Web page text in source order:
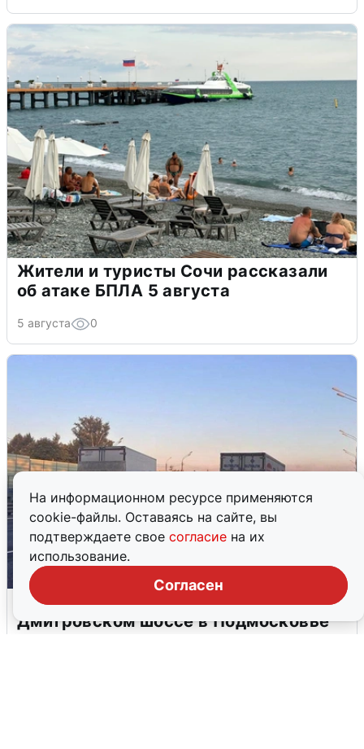
На информационном ресурсе применяются
cookie-файлы. Оставаясь на сайте, вы
подтверждаете свое согласие на их
использование.
Согласен
Жители и туристы Сочи рассказали
об атаке БПЛА 5 августа
5 августа 0
Пять машин столкнулись на
Дмитровском шоссе в Подмосковье